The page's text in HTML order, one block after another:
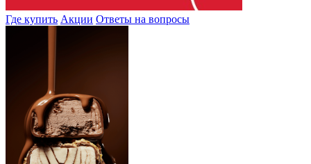
Где купить Акции Ответы на вопросы